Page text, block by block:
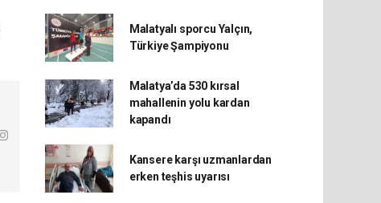
Malatyalı sporcu Yalçın,
Türkiye Şampiyonu
Malatya’da 530 kırsal
mahallenin yolu kardan
kapandı
Kansere karşı uzmanlardan
erken teşhis uyarısı